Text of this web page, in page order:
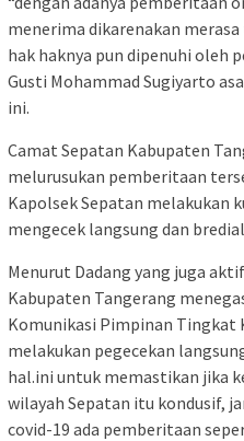
menerima dikarenakan
hak haknya pun dipenuhi oleh
Gusti Mohammad Sugiyarto
ini.
Camat Sepatan Kabupaten
melurusukan pemberitaan
Kapolsek Sepatan melakukan
mengecek langsung dan
Menurut Dadang yang juga
Kabupaten Tangerang
Komunikasi Pimpinan Tingkat
melakukan pegecekan
hal.ini untuk memastikan jika
wilayah Sepatan itu kondusif,
covid-19 ada pemberitaan